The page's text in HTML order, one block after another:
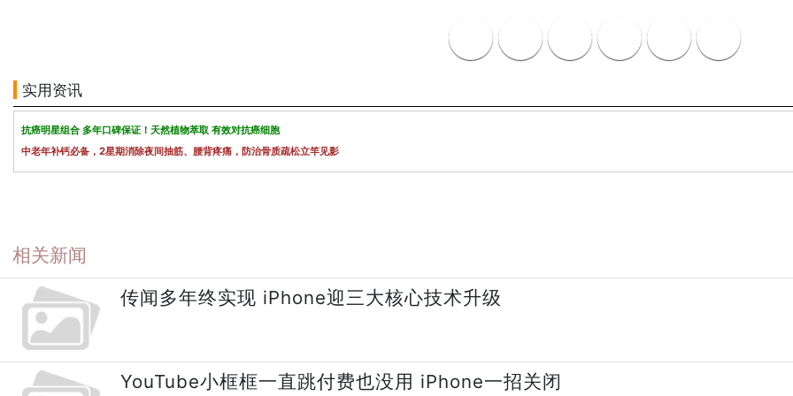
实用资讯
抗癌明星组合 多年口碑保证！天然植物萃取 有效对抗癌细胞
中老年补钙必备，2星期消除夜间抽筋、腰背疼痛，防治骨质疏松立竿见影
相关新闻
传闻多年终实现 iPhone迎三大核心技术升级
YouTube小框框一直跳付费也没用 iPhone一招关闭